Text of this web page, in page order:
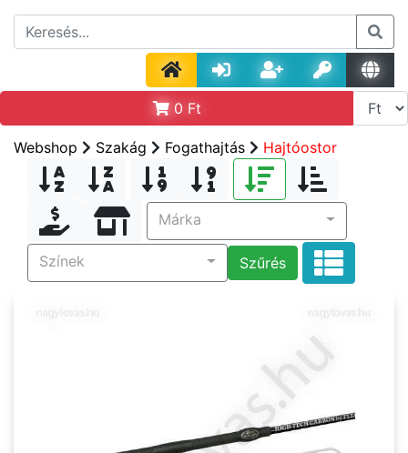
0 Ft
Webshop Szakág Fogathajtás Hajtóostor
Márka
Színek Szűrés